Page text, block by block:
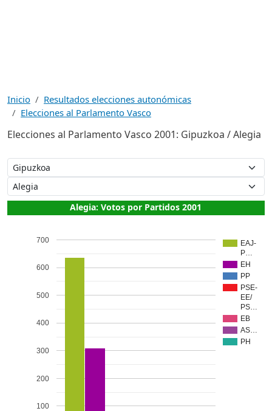
Inicio
Resultados elecciones autonómicas
Elecciones al Parlamento Vasco
Elecciones al Parlamento Vasco 2001: Gipuzkoa / Alegia
Alegia: Votos por Partidos 2001
EAJ-
P…
EH
PP
PSE-
EE/
PS…
EB
AS…
PH
100
200
300
400
500
600
700